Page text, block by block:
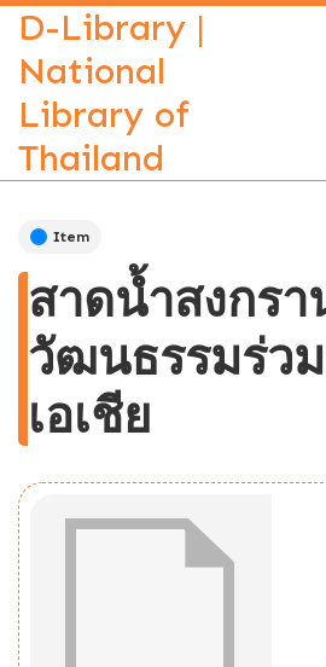
D-Library |
National
Library of
Thailand
Item
สาดน้ำสงกรา
วัฒนธรรมร่ว
เอเชีย